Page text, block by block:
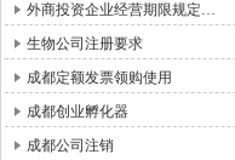
外商投资企业经营期限规定…
生物公司注册要求
成都定额发票领购使用
成都创业孵化器
成都公司注销